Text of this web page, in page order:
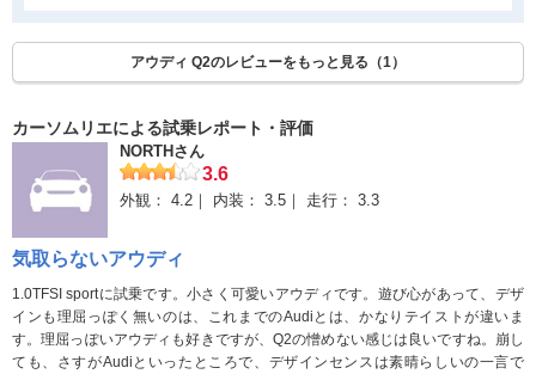
個人的にはバーチャルコックピットはもちろん、特別仕様車専用
装備でマルチカラーアンビエントライトがついていたのがとても
良かったです。
気になった点
ん。
荷室容量を犠牲にしてる感は否めないかと思います。SUVという
わりに大きな荷物はあまり積み込むことはできません。
アウディ Q2のレビューをもっと見る（1）
カーソムリエによる試乗レポート・評価
NORTHさん
3.6
外観： 4.2 内装： 3.5 走行： 3.3
気取らないアウディ
1.0TFSI sportに試乗です。小さく可愛いアウディです。遊び心があって、デザ
インも理屈っぽく無いのは、これまでのAudiとは、かなりテイストが違いま
す。理屈っぽいアウディも好きですが、Q2の憎めない感じは良いですね。崩し
ても、さすがAudiといったところで、デザインセンスは素晴らしいの一言で